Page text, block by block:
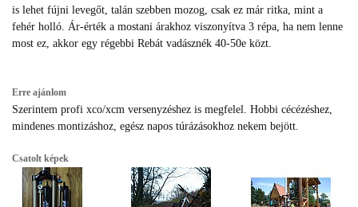
is lehet fújni levegőt, talán szebben mozog, csak ez már ritka, mint a
fehér holló. Ár-érték a mostani árakhoz viszonyítva 3 répa, ha nem lenne
most ez, akkor egy régebbi Rebát vadásznék 40-50e közt.
Erre ajánlom
Szerintem profi xco/xcm versenyzéshez is megfelel. Hobbi cécézéshez,
mindenes montizáshoz, egész napos túrázásokhoz nekem bejött.
Csatolt képek